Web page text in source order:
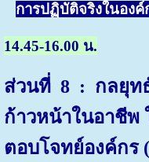
การปฏิบัติจริงในองค์
14.45-16.00 น.
ส่วนที่ 8 : กลยุท
ก้าวหน้าในอาชีพ
ตอบโจทย์องค์กร